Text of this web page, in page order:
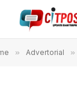
» Advertorial »